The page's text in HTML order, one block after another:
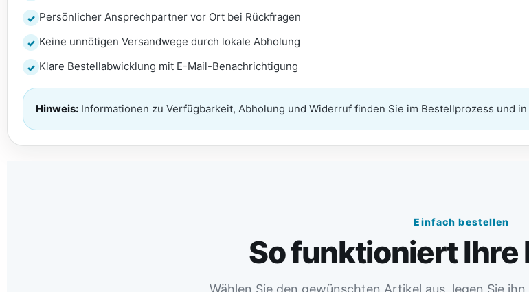
Persönlicher Ansprechpartner vor Ort bei Rückfragen
Keine unnötigen Versandwege durch lokale Abholung
Klare Bestellabwicklung mit E-Mail-Benachrichtigung
Hinweis: Informationen zu Verfügbarkeit, Abholung und Widerruf finden Sie im Bestellprozess und
Einfach bestellen
So funktioniert Ihre